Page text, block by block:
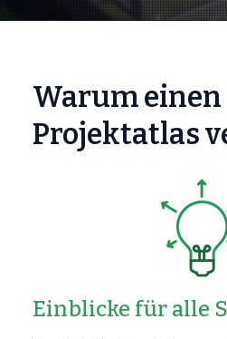
Warum einen
Projektatlas
Einblicke für alle